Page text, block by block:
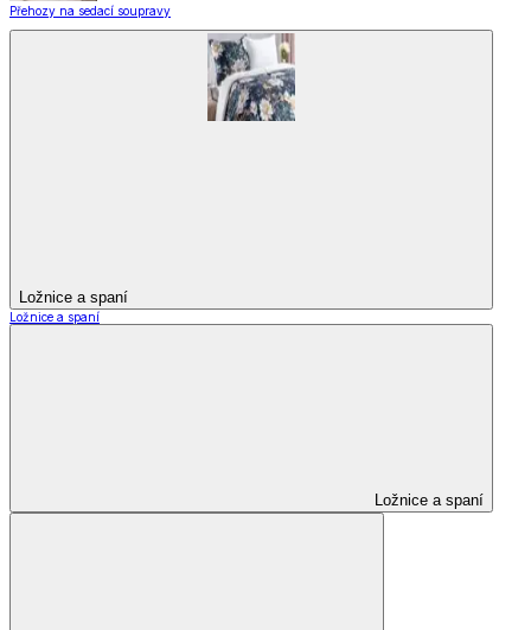
Přehozy na sedací soupravy
Ložnice a spaní
Ložnice a spaní
Ložnice a spaní